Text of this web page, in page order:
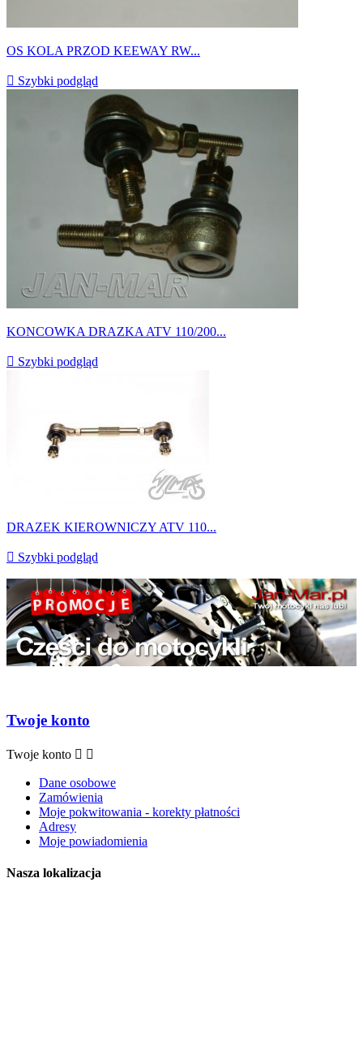
OS KOLA PRZOD KEEWAY RW...
 Szybki podgląd
KONCOWKA DRAZKA ATV 110/200...
 Szybki podgląd
DRAZEK KIEROWNICZY ATV 110...
 Szybki podgląd
Twoje konto
Twoje konto  
Dane osobowe
Zamówienia
Moje pokwitowania - korekty płatności
Adresy
Moje powiadomienia
Nasza lokalizacja